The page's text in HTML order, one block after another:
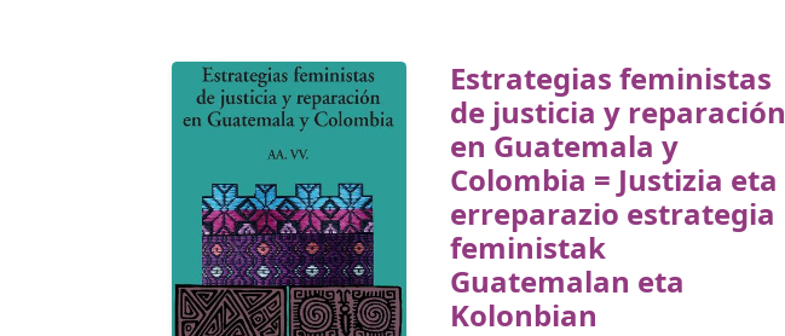
Estrategias feministas
de justicia y reparación
en Guatemala y
Colombia = Justizia eta
erreparazio estrategia
feministak
Guatemalan eta
Kolonbian